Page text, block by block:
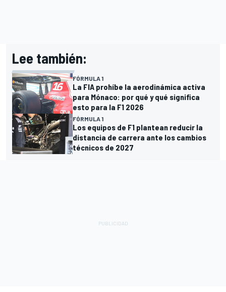
Lee también:
FÓRMULA 1
La FIA prohíbe la aerodinámica activa
para Mónaco: por qué y qué significa
esto para la F1 2026
FÓRMULA 1
Los equipos de F1 plantean reducir la
distancia de carrera ante los cambios
técnicos de 2027